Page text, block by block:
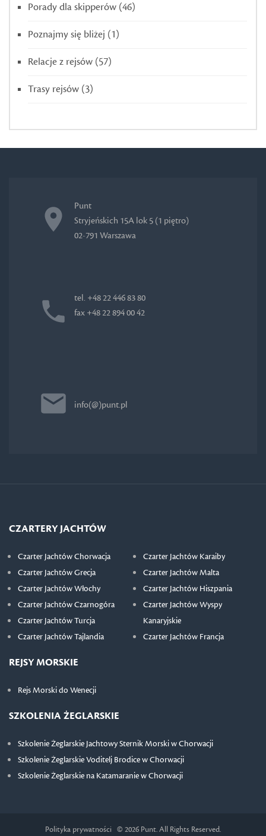
Porady dla skipperów (46)
Poznajmy się bliżej (1)
Relacje z rejsów (57)
Trasy rejsów (3)
Punt
Stryjeńskich 15A lok 5 (1 piętro)
02-791 Warszawa
tel. +48 22 446 83 80
fax +48 22 894 00 42
info(@)punt.pl
CZARTERY JACHTÓW
Czarter Jachtów Chorwacja
Czarter Jachtów Grecja
Czarter Jachtów Włochy
Czarter Jachtów Czarnogóra
Czarter Jachtów Turcja
Czarter Jachtów Tajlandia
Czarter Jachtów Karaiby
Czarter Jachtów Malta
Czarter Jachtów Hiszpania
Czarter Jachtów Wyspy
Kanaryjskie
Czarter Jachtów Francja
REJSY MORSKIE
Rejs Morski do Wenecji
SZKOLENIA ŻEGLARSKIE
Szkolenie Żeglarskie Jachtowy Sternik Morski w Chorwacji
Szkolenie Żeglarskie Voditelj Brodice w Chorwacji
Szkolenie Żeglarskie na Katamaranie w Chorwacji
Polityka prywatności © 2026 Punt. All Rights Reserved.